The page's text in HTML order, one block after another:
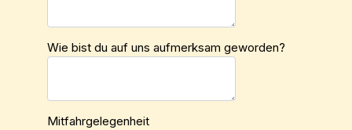
Wie bist du auf uns aufmerksam geworden?
Mitfahrgelegenheit